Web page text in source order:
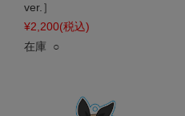
ver.］
¥2,200(税込)
在庫 ○